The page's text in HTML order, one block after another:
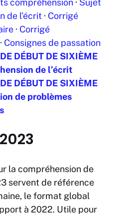
compréhension · Sujet
de l’écrit · Corrigé
· Corrigé
· Consignes de passation
DÉBUT DE SIXIÈME
de l’écrit
DÉBUT DE SIXIÈME
de problèmes
la compréhension de
servent de référence
le format global
à 2022. Utile pour